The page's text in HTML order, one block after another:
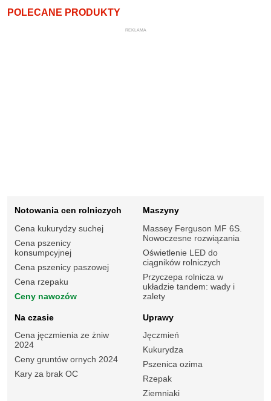
POLECANE PRODUKTY
REKLAMA
Notowania cen rolniczych
Cena kukurydzy suchej
Cena pszenicy
konsumpcyjnej
Cena pszenicy paszowej
Cena rzepaku
Ceny nawozów
Maszyny
Massey Ferguson MF 6S.
Nowoczesne rozwiązania
Oświetlenie LED do
ciągników rolniczych
Przyczepa rolnicza w
układzie tandem: wady i
zalety
Na czasie
Cena jęczmienia ze żniw
2024
Ceny gruntów ornych 2024
Kary za brak OC
Uprawy
Jęczmień
Kukurydza
Pszenica ozima
Rzepak
Ziemniaki